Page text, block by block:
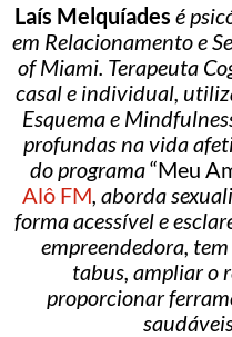
Laís Melquíades é
em Relacionamento e
of Miami. Terapeuta
casal e individual,
Esquema e
profundas na vida
do programa“Meu
Alô FM, aborda
forma acessível e
empreendedora,
tabus, ampliar o
proporcionar